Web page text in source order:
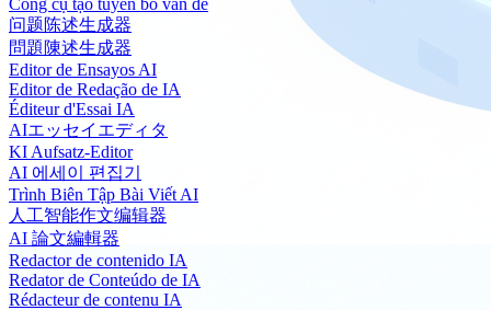
Công cụ tạo tuyên bố vấn đề
问题陈述生成器
問題陳述生成器
Editor de Ensayos AI
Editor de Redação de IA
Éditeur d'Essai IA
AIエッセイエディタ
KI Aufsatz-Editor
AI 에세이 편집기
Trình Biên Tập Bài Viết AI
人工智能作文编辑器
AI 論文編輯器
Redactor de contenido IA
Redator de Conteúdo de IA
Rédacteur de contenu IA